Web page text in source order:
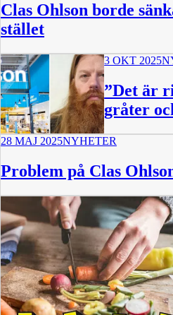
Clas Ohlson borde
stället
3 OKT 2025
”Det är
gråter
28 MAJ 2025NYHETER
Problem på Clas